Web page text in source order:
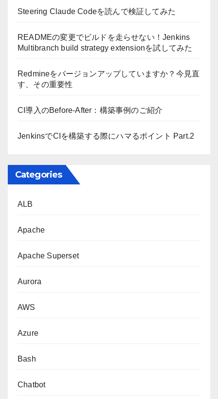
Steering Claude Codeを読んで検証してみた
READMEの変更でビルドを走らせない！Jenkins
Multibranch build strategy extensionを試してみた
Redmineをバージョンアップしていますか？今見直
す、その重要性
CI導入のBefore-After：構築事例のご紹介
JenkinsでCIを構築する際にハマるポイント Part.2
Categories
ALB
Apache
Apache Superset
Aurora
AWS
Azure
Bash
Chatbot